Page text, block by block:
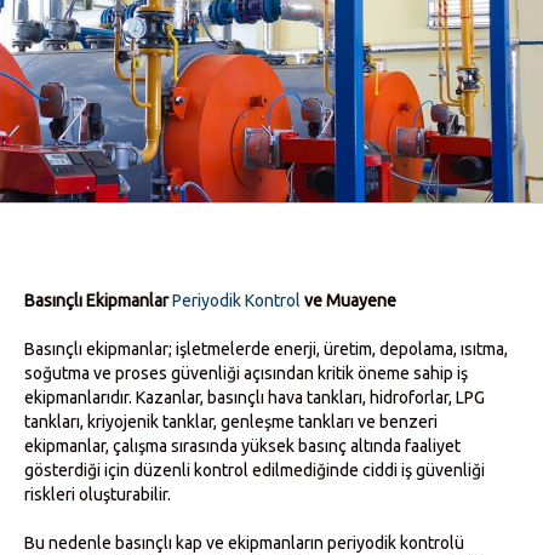
Basınçlı EkipmanlarPeriyodik Kontrol ve Muayene
Basınçlı ekipmanlar; işletmelerde enerji, üretim, depolama, ısıtma,
soğutma ve proses güvenliği açısından kritik öneme sahip iş
ekipmanlarıdır. Kazanlar, basınçlı hava tankları, hidroforlar, LPG
tankları, kriyojenik tanklar, genleşme tankları ve benzeri
ekipmanlar, çalışma sırasında yüksek basınç altında faaliyet
gösterdiği için düzenli kontrol edilmediğinde ciddi iş güvenliği
riskleri oluşturabilir.
Bu nedenle basınçlı kap ve ekipmanların periyodik kontrolü